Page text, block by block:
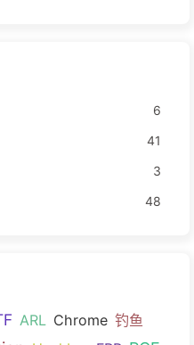
6
41
3
48
ARL Chrome 钓鱼